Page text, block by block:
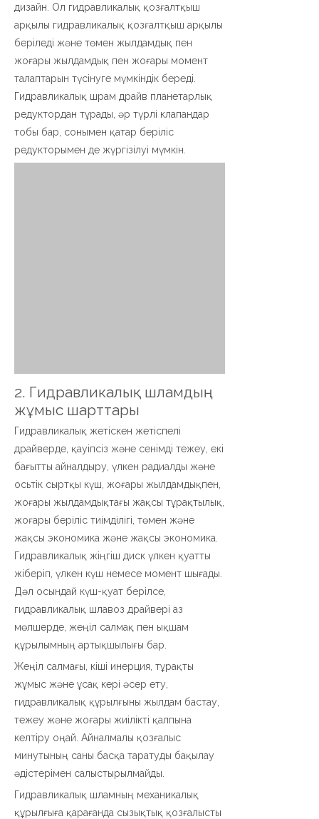
дизайн. Ол гидравликалық қозғалтқыш
арқылы гидравликалық қозғалтқыш арқылы
беріледі және төмен жылдамдық пен
жоғары жылдамдық пен жоғары момент
талаптарын түсінуге мүмкіндік береді.
Гидравликалық шрам драйв планетарлық
редуктордан тұрады, әр түрлі клапандар
тобы бар, сонымен қатар беріліс
редукторымен де жүргізілуі мүмкін.
2. Гидравликалық шламдың
жұмыс шарттары
Гидравликалық жетіскен жетіспелі
драйверде, қауіпсіз және сенімді тежеу, екі
бағытты айналдыру, үлкен радиалды және
осьтік сыртқы күш, жоғары жылдамдықпен,
жоғары жылдамдықтағы жақсы тұрақтылық,
жоғары беріліс тиімділігі, төмен және
жақсы экономика және жақсы экономика.
Гидравликалық жіңгіш диск үлкен қуатты
жіберіп, үлкен күш немесе момент шығады.
Дәл осындай күш-қуат берілсе,
гидравликалық шлавоз драйвері аз
мөлшерде, жеңіл салмақ пен ықшам
құрылымның артықшылығы бар.
Жеңіл салмағы, кіші инерция, тұрақты
жұмыс және ұсақ кері әсер ету,
гидравликалық құрылғыны жылдам бастау,
тежеу ​​және жоғары жиілікті қалпына
келтіру оңай. Айналмалы қозғалыс
минутының саны басқа таратуды бақылау
әдістерімен салыстырылмайды.
Гидравликалық шламның механикалық
құрылғыға қарағанда сызықтық қозғалысты